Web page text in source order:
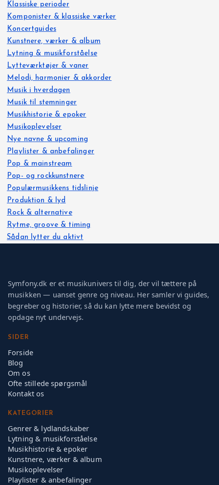
Klassiske perioder
Komponister & klassiske værker
Koncertguides
Kunstnere, værker & album
Lytning & musikforståelse
Lytteværktøjer & vaner
Melodi, harmonier & akkorder
Musik i hverdagen
Musik til stemninger
Musikhistorie & epoker
Musikoplevelser
Nye navne & upcoming
Playlister & anbefalinger
Pop & mainstream
Pop- og rockkunstnere
Populærmusikkens tidslinje
Produktion & lyd
Rock & alternative
Rytme, groove & timing
Sådan lytter du aktivt
Symfony.dk er et musikunivers til dig, der vil tættere på
musikken — uanset genre og niveau. Her samler vi guides,
begreber og historier, så du kan lytte mere bevidst og
opdage nyt undervejs.
SIDER
Forside
Blog
Om os
Ofte stillede spørgsmål
Kontakt os
KATEGORIER
Genrer & lydlandskaber
Lytning & musikforståelse
Musikhistorie & epoker
Kunstnere, værker & album
Musikoplevelser
Playlister & anbefalinger